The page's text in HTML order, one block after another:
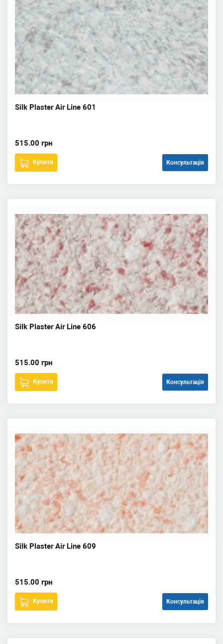
Silk Plaster Air Line 601
515.00 грн
Купити Консультація
Silk Plaster Air Line 606
515.00 грн
Купити Консультація
Silk Plaster Air Line 609
515.00 грн
Купити Консультація